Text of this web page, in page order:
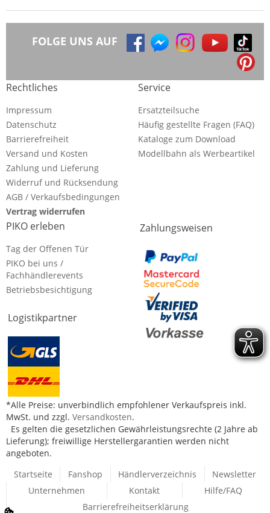
FOLGE UNS AUF
Rechtliches
Impressum
Datenschutz
Barrierefreiheit
Versand und Kosten
Zahlung und Lieferung
Widerruf und Rücksendung
AGB / Verkaufsbedingungen
Vertrag widerrufen
Service
Ersatzteilsuche
Häufig gestellte Fragen (FAQ)
Kataloge zum Download
Modellbahn als Werbeartikel
PIKO erleben
Tag der Offenen Tür
PIKO bei uns /
Fachhändlerevents
Betriebsbesichtigung
Logistikpartner
Zahlungsweisen
*Alle Preise: unverbindlich empfohlener Verkaufspreis inkl.
MwSt. und zzgl. Versandkosten.
Es gelten die gesetzlichen Gewährleistungsrechte (2 Jahre ab
Lieferung); freiwillige Herstellergarantien werden nicht
angeboten.
Startseite
Fanshop Händlerverzeichnis
Newsletter
Unternehmen
Kontakt
Hilfe/FAQ
Barrierefreiheitserklärung